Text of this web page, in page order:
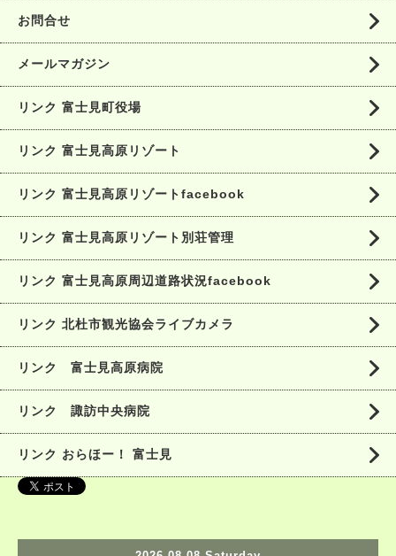
お問合せ
メールマガジン
リンク 富士見町役場
リンク 富士見高原リゾート
リンク 富士見高原リゾートfacebook
リンク 富士見高原リゾート別荘管理
リンク 富士見高原周辺道路状況facebook
リンク 北杜市観光協会ライブカメラ
リンク 富士見高原病院
リンク 諏訪中央病院
リンク おらほー！ 富士見